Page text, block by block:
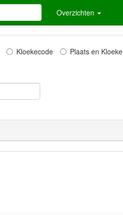
Overzichten
Kloekecode Plaats en Kloeke